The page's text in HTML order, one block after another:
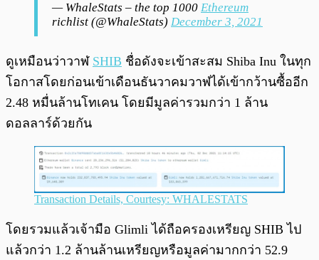
— WhaleStats – the top 1000 Ethereum
richlist (@WhaleStats) December 3, 2021
ดูเหมือนว่าวาฬ SHIB ชื่อดังจะเข้าสะสม Shiba Inu ในทุก
โอกาสโดยก่อนเข้าเดือนธันวาคมวาฬได้เข้ากว้านซื้ออีก
2.48 หมื่นล้านโทเคน โดยมีมูลค่ารวมกว่า 1 ล้าน
ดอลลาร์ด้วยกัน
Transaction Details, Courtesy: WHALESTATS
โดยรวมแล้วเจ้ามือ Glimli ได้ถือครองเหรียญ SHIB ไป
แล้วกว่า 1.2 ล้านล้านเหรียญหรือมูลค่ามากกว่า 52.9